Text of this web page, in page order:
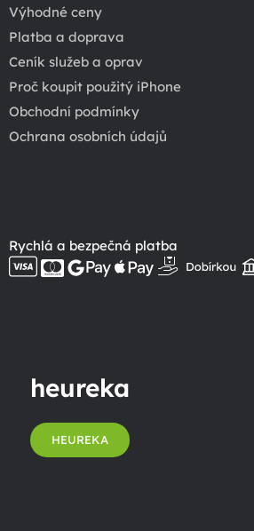
Výhodné ceny
Platba a doprava
Ceník služeb a oprav
Proč koupit použitý iPhone
Obchodní podmínky
Ochrana osobních údajů
Rychlá a bezpečná platba
heureka
HEUREKA